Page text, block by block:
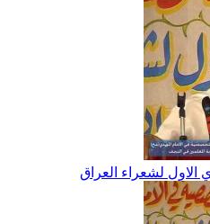
الاول لشعراء العراق